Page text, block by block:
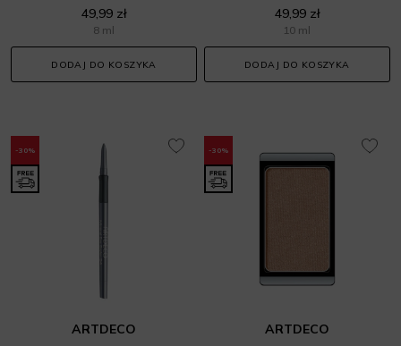
49,99 zł
8 ml
DODAJ DO KOSZYKA
49,99 zł
10 ml
DODAJ DO KOSZYKA
-30%
ARTDECO
-30%
ARTDECO